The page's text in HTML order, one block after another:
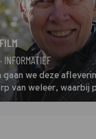
· INFORMATIEF
we deze
van weleer, waarbij
op reis door